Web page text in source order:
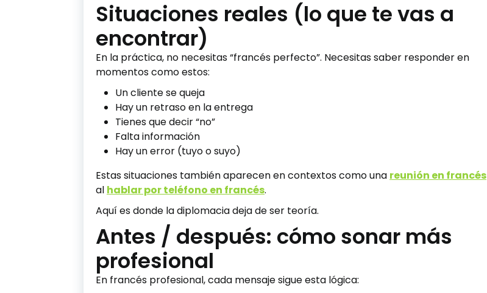
Situaciones reales (lo que te vas a
encontrar)
En la práctica, no necesitas “francés perfecto”. Necesitas saber responder en
momentos como estos:
Un cliente se queja
Hay un retraso en la entrega
Tienes que decir “no”
Falta información
Hay un error (tuyo o suyo)
Estas situaciones también aparecen en contextos como una reunión en francés
al hablar por teléfono en francés.
Aquí es donde la diplomacia deja de ser teoría.
Antes / después: cómo sonar más
profesional
En francés profesional, cada mensaje sigue esta lógica: